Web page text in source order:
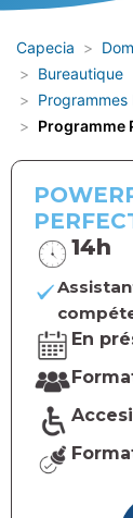
Capecia
Bureautique
Programme
14h
En